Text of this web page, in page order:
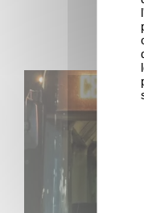
Une date de sortie
Dubosc